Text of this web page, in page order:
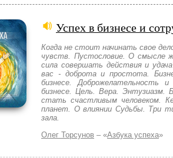
Успех в бизнесе и
Когда не стоит начинать свое
чувств. Пустословие. О смысле
сила совершать действия и
вас - доброта и простота.
бизнесе. Доброжелательность
бизнесе. Цель. Вера. Энтузиазм.
стать счастливым человеком.
планет. О влиянии Судьбы. Три
зала.
Олег Торсунов – «Азбука успеха»